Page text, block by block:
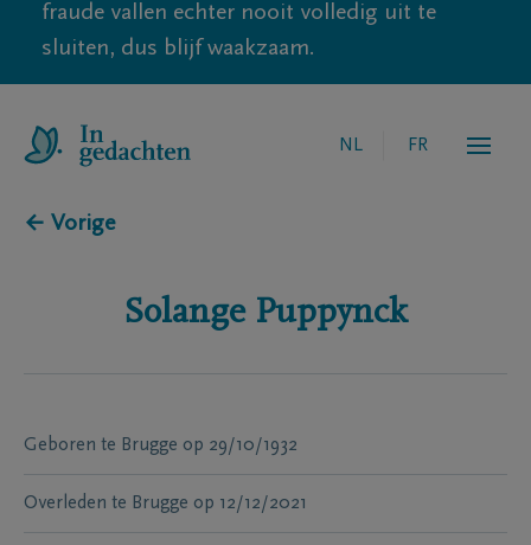
fraude vallen echter nooit volledig uit te
sluiten, dus blijf waakzaam.
NL FR
← Vorige
Solange Puppynck
Geboren te Brugge op 29/10/1932
Overleden te Brugge op 12/12/2021